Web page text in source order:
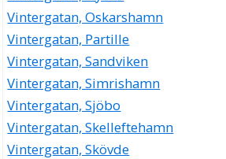
Vintergatan, Oskarshamn
Vintergatan, Partille
Vintergatan, Sandviken
Vintergatan, Simrishamn
Vintergatan, Sjöbo
Vintergatan, Skelleftehamn
Vintergatan, Skövde